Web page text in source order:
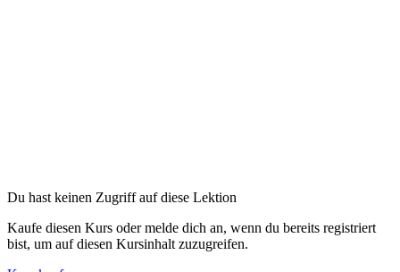
Du hast keinen Zugriff auf diese Lektion
Kaufe diesen Kurs oder melde dich an, wenn du bereits registriert
bist, um auf diesen Kursinhalt zuzugreifen.